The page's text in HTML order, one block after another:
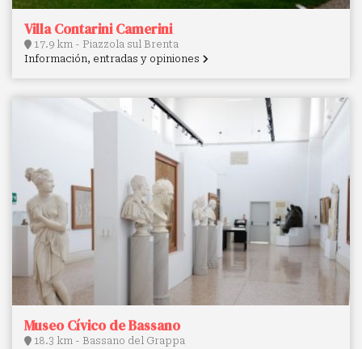
Villa Contarini Camerini
17.9 km - Piazzola sul Brenta
Información, entradas y opiniones
Museo Cívico de Bassano
18.3 km - Bassano del Grappa